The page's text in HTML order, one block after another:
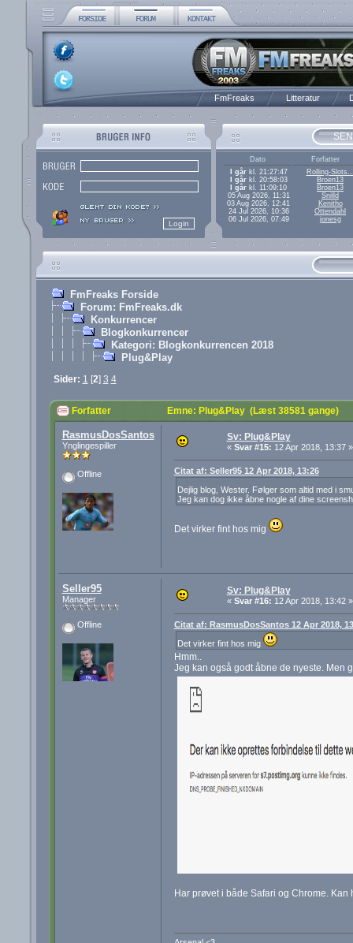
FmFreaks Litteratur
Dato
Forfatter
I gårkl. 21:27:47
Rolling-
I gårkl. 20:58:03
Broen13
I går kl. 11:09:10
Broen13
05 Aug 2026, 11:31
Snilld
03 Aug 2026, 12:41
Kenitho
24 Jul 2026, 10:36
Ottendahl
06 Jul 2026, 07:49
jonesg
FmFreaks Forside
Forum: FmFreaks.dk
Konkurrencer
Blogkonkurrencer
Kategori: Blogkonkurrencen 2018
Plug&Play
Sider: 1 [2] 3 4
Forfatter Emne: Plug&Play (Læst 38581 gange)
RasmusDosSantos
Ynglingespiller
Offline
Sv: Plug&Play
« Svar #15: 12 Apr 2018, 13:37 »
Citat af: Seller95 12 Apr 2018, 13:26
Dejlig blog, Wester. Følger som altid med i
Jeg kan dog ikke åbne nogle af dine
Det virker fint hos mig
Seller95
Manager
Offline
Sv: Plug&Play
« Svar #16: 12 Apr 2018, 13:42 »
Citat af: RasmusDosSantos 12 Apr 2018,
Det virker fint hos mig
Hmm..
Jeg kan også godt åbne de nyeste. Men
Har prøvet i både Safari og Chrome.